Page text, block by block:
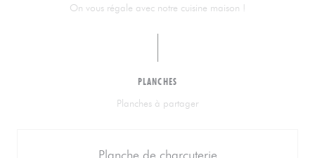
On vous régale avec notre cuisine maison !
PLANCHES
Planches à partager